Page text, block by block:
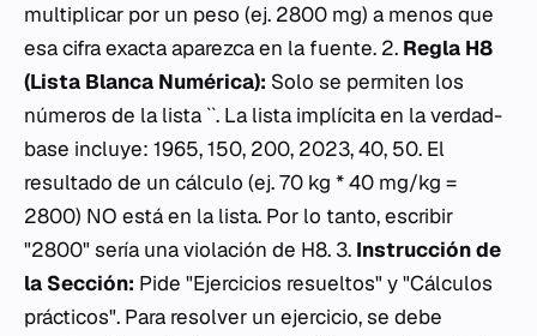
multiplicar por un peso (ej. 2800 mg) a menos que
esa cifra exacta aparezca en la fuente. 2. Regla H8
(Lista Blanca Numérica): Solo se permiten los
números de la lista ``. La lista implícita en la verdad-
base incluye: 1965, 150, 200, 2023, 40, 50. El
resultado de un cálculo (ej. 70 kg * 40 mg/kg =
2800) NO está en la lista. Por lo tanto, escribir
"2800" sería una violación de H8. 3. Instrucción de
la Sección: Pide "Ejercicios resueltos" y "Cálculos
prácticos". Para resolver un ejercicio, se debe